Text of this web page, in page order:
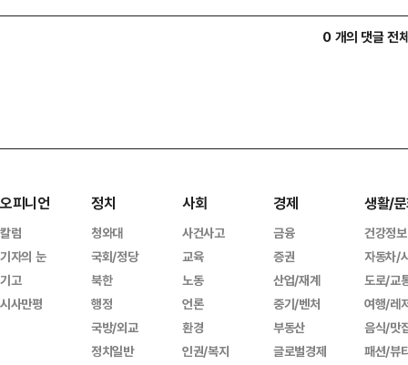
0 개의 댓글 전
오피니언
칼럼
기자의 눈
기고
시사만평
정치
청와대
국회/정당
북한
행정
국방/외교
정치일반
사회
사건사고
교육
노동
언론
환경
인권/복지
경제
금융
증권
산업/재계
중기/벤처
부동산
글로벌경제
생활/
건강정보
자동차/
도로/교
여행/레
음식/맛
패션/뷰